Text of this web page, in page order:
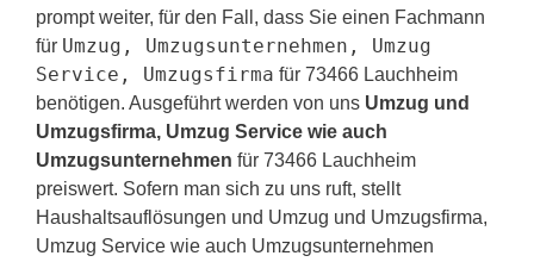
prompt weiter, für den Fall, dass Sie einen Fachmann
für Umzug, Umzugsunternehmen, Umzug
Service, Umzugsfirma für 73466 Lauchheim
benötigen. Ausgeführt werden von uns Umzug und
Umzugsfirma, Umzug Service wie auch
Umzugsunternehmen für 73466 Lauchheim
preiswert. Sofern man sich zu uns ruft, stellt
Haushaltsauflösungen und Umzug und Umzugsfirma,
Umzug Service wie auch Umzugsunternehmen